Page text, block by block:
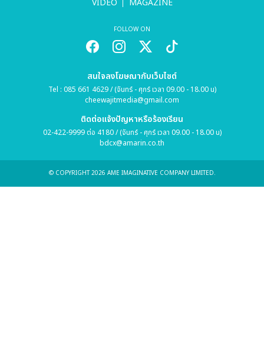
VIDEO MAGAZINE
FOLLOW ON
สนใจลงโฆษณากับเว็บไซต์
Tel : 085 661 4629 / (จันทร์ - ศุกร์ เวลา 09.00 - 18.00 น)
cheewajitmedia@gmail.com
ติดต่อแจ้งปัญหาหรือร้องเรียน
02-422-9999 ต่อ 4180 / (จันทร์ - ศุกร์ เวลา 09.00 - 18.00 น)
bdcx@amarin.co.th
© COPYRIGHT 2026 AME IMAGINATIVE COMPANY LIMITED.